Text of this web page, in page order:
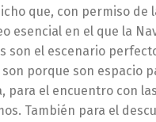
que, con permiso de
esencial en el que la
son el escenario
son porque son espacio
para el encuentro con
También para el